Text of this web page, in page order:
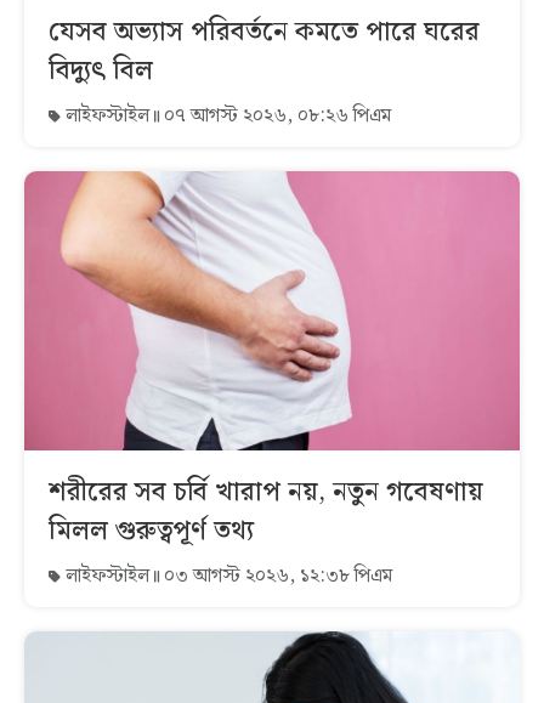
যেসব অভ্যাস পরিবর্তনে কমতে পারে ঘরের
বিদ্যুৎ বিল
লাইফস্টাইল ০৭ আগস্ট ২০২৬, ০৮:২৬ পিএম
শরীরের সব চর্বি খারাপ নয়, নতুন গবেষণায়
মিলল গুরুত্বপূর্ণ তথ্য
লাইফস্টাইল ০৩ আগস্ট ২০২৬, ১২:৩৮ পিএম